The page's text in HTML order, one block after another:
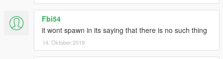
Fbi54
it wont spawn in its saying that there is no such thing
14. Oktober 2019